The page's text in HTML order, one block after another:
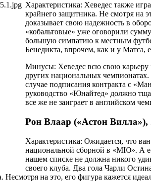
Характеристика: Хеведес также
крайнего защитника. Не смотря на
доказывает свою надежность в
«кобальтовые» уже оговорили
большую симпатию к местным
Бенедикта, впрочем, как и у Матса,
Минусы: Хеведес всю свою карьеру
других национальных
случае подписания контракта с
руководство «Юнайтед» должно
все же не заиграет в английском
Рон Влаар («Астон Вилла»),
Характеристика: Ожидается, что
национальной сборной в «МЮ». А
нашем списке не должна никого
своего клуба. Два гола Чарли
Несмотря на это, его фигура кажется